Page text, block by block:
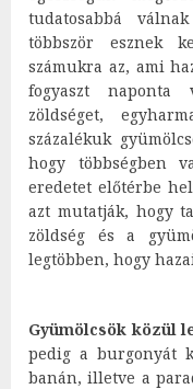
tudatosabbá
többször esznek
számukra az, ami
fogyaszt naponta
zöldséget,
százalékuk
hogy többségben
eredetet előtérbe
azt mutatják, hogy
zöldség és a
legtöbben, hogy
Gyümölcsök közül
pedig a burgonyát
banán, illetve a